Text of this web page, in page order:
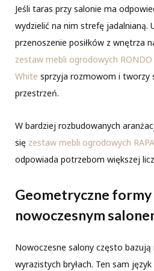
Jeśli taras przy salonie ma
wydzielić na nim strefę jadalnianą.
przenoszenie posiłków z wnętrza
zestaw mebli ogrodowych RONDO
White sprzyja rozmowom i tworzy
przestrzeń.
W bardziej rozbudowanych
się zestaw mebli ogrodowych
odpowiada potrzebom większej
Geometryczne formy
nowoczesnym
Nowoczesne salony często bazują
wyrazistych bryłach. Ten sam